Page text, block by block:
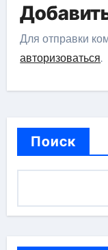
Для отправки
авторизоваться.
Поиск